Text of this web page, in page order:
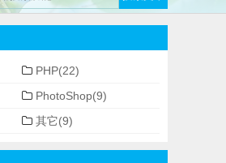
PHP(22)
PhotoShop(9)
其它(9)